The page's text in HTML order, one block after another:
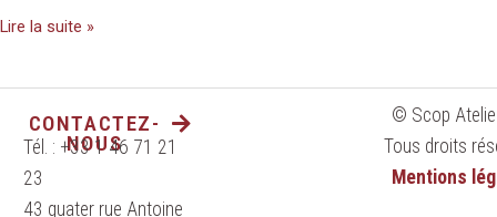
Lire la suite »
CONTACTEZ-
NOUS
Tél. : +33 1 46 71 21
23
43 quater rue Antoine
© Scop
Tous droits
Mentions